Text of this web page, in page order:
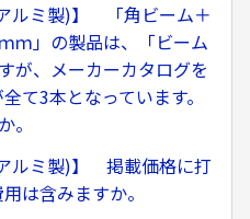
ルミ製)】 「角ビーム＋
」の製品は、「ビーム
が、メーカーカタログを
て3本となっています。
。
ルミ製)】 掲載価格に打
は含みますか。